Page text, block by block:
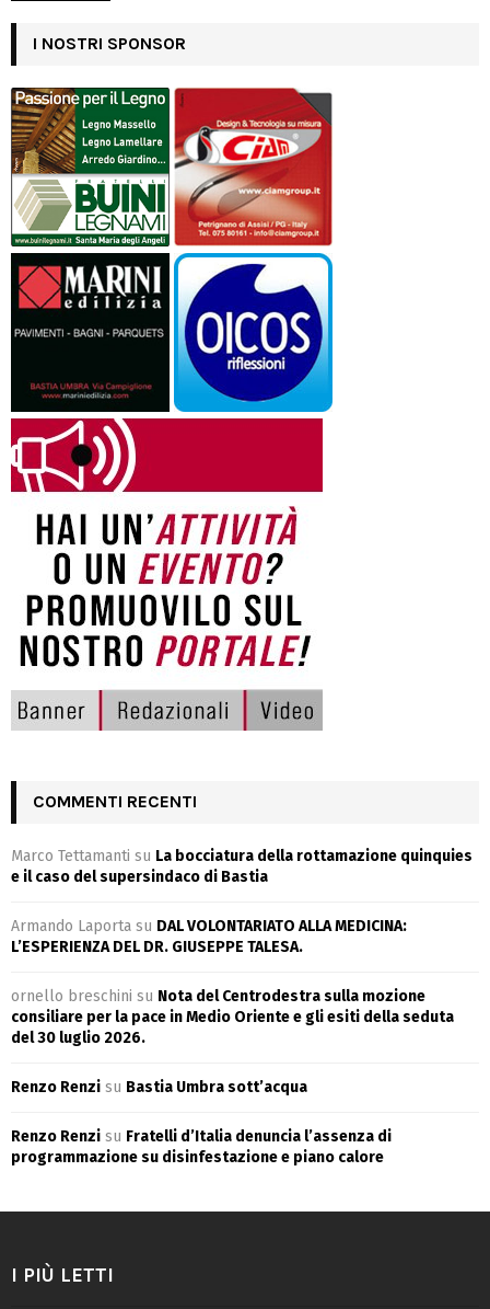
I NOSTRI SPONSOR
COMMENTI RECENTI
Marco Tettamanti su La bocciatura della rottamazione quinquies
e il caso del supersindaco di Bastia
Armando Laporta su DAL VOLONTARIATO ALLA MEDICINA:
L’ESPERIENZA DEL DR. GIUSEPPE TALESA.
ornello breschini su Nota del Centrodestra sulla mozione
consiliare per la pace in Medio Oriente e gli esiti della seduta
del 30 luglio 2026.
Renzo Renzi su Bastia Umbra sott’acqua
Renzo Renzi su Fratelli d’Italia denuncia l’assenza di
programmazione su disinfestazione e piano calore
I PIÙ LETTI